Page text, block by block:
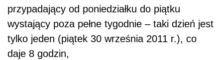
przypadający od poniedziałku do piątku
wystający poza pełne tygodnie – taki dzień jest
tylko jeden (piątek 30 września 2011 r.), co
daje 8 godzin,